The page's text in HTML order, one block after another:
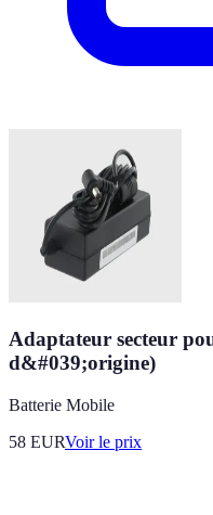
Adaptateur secteur
d&#039;origine)
Batterie Mobile
58 EURVoir le prix